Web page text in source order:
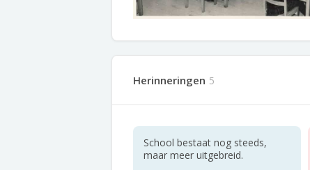
Herinneringen 5
School bestaat nog steeds,
maar meer uitgebreid.